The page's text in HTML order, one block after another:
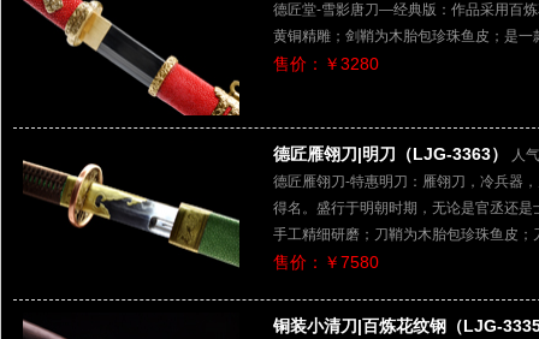
德匠堂-雪影唐刀—经典版：作品采用百
黄铜精雕；剑鞘为木胎包珍珠鱼皮；是一
售价：￥3280
德匠雁翎刀|明刀（LJG-3363）
人
德匠雁翎刀-特惠明刀：雁翎刀，冷兵器
得名。盛行于明朝时期，无论是官丞还
手工精细研磨；刀鞘为木胎包珍珠鱼皮
售价：￥7580
铜装小清刀|百炼花纹钢（LJG-